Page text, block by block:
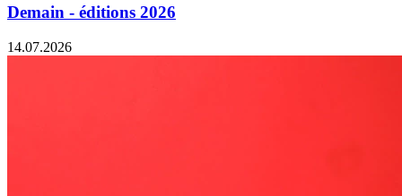
Demain - éditions 2026
14.07.2026